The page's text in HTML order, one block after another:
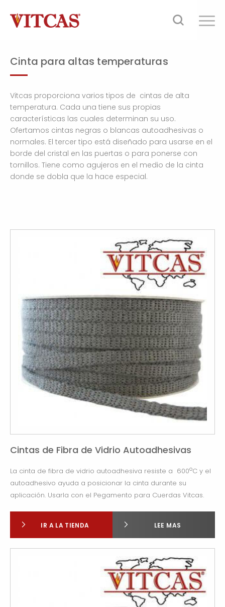
Cinta para altas temperaturas
Vitcas proporciona varios tipos de cintas de alta
temperatura. Cada una tiene sus propias
características las cuales determinan su uso.
Ofertamos cintas negras o blancas autoadhesivas o
normales. El tercer tipo está diseñado para usarse en el
borde del cristal en las puertas o para ponerse con
tornillos. Tiene como agujeros en el medio de la cinta
donde se dobla que la hace especial.
Cintas de Fibra de Vidrio Autoadhesivas
La cinta de fibra de vidrio autoadhesiva resiste a 600oC y el
autoadhesivo ayuda a posicionar la cinta durante su
aplicación. Usarla con el Pegamento para Cuerdas Vitcas.
IR A LA TIENDA LEE MAS